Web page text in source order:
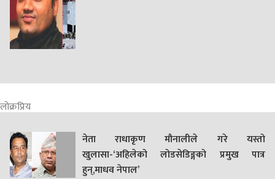
लोक्रप्रिय
नेता राधाकृण मौनालीले गरे यस्तो
खुलासा-‘अहिलेको लोडसेडिङ्गको प्रमुख पात्र
हुन्,माधव नेपाल’